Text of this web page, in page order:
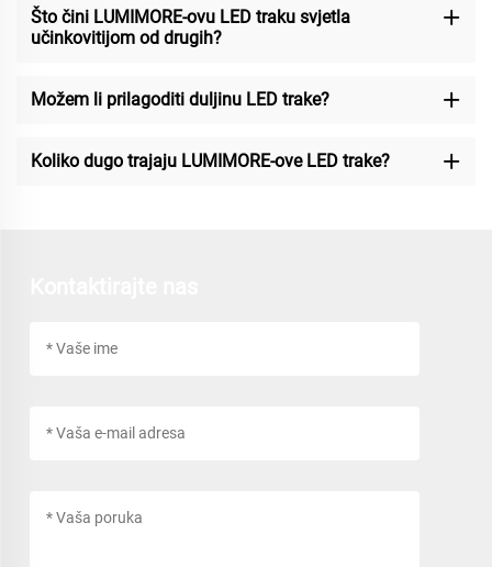
Što čini LUMIMORE-ovu LED traku svjetla
učinkovitijom od drugih?
Možem li prilagoditi duljinu LED trake?
Koliko dugo trajaju LUMIMORE-ove LED trake?